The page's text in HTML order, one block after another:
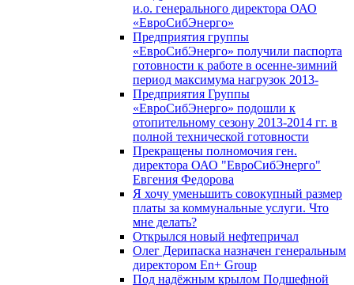
и.о. генерального директора ОАО
«ЕвроСибЭнерго»
Предприятия группы
«ЕвроСибЭнерго» получили паспорта
готовности к работе в осенне-зимний
период максимума нагрузок 2013-
Предприятия Группы
«ЕвроСибЭнерго» подошли к
отопительному сезону 2013-2014 гг. в
полной технической готовности
Прекращены полномочия ген.
директора ОАО "ЕвроСибЭнерго"
Евгения Федорова
Я хочу уменьшить совокупный размер
платы за коммунальные услуги. Что
мне делать?
Открылся новый нефтепричал
Олег Дерипаска назначен генеральным
директором En+ Group
Под надёжным крылом Подшефной